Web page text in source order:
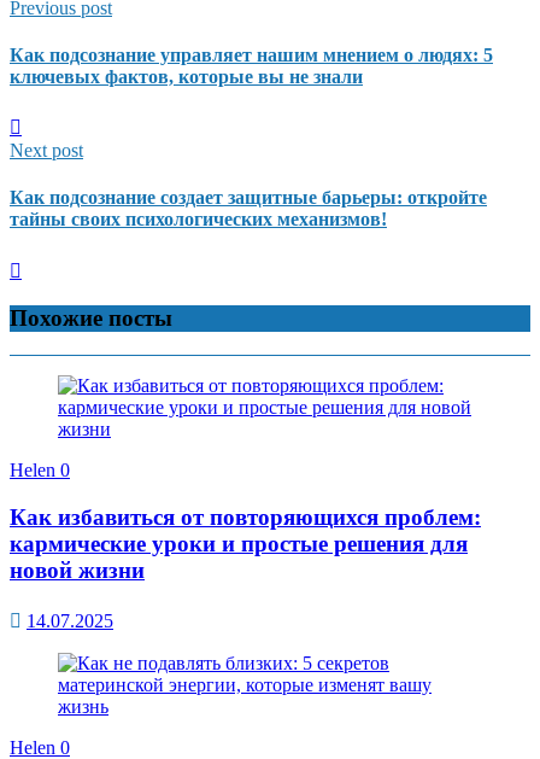
Previous post
Как подсознание управляет нашим мнением о людях: 5
ключевых фактов, которые вы не знали
Next post
Как подсознание создает защитные барьеры: откройте
тайны своих психологических механизмов!
Похожие посты
Helen 0
Как избавиться от повторяющихся проблем:
кармические уроки и простые решения для
новой жизни
14.07.2025
Helen 0